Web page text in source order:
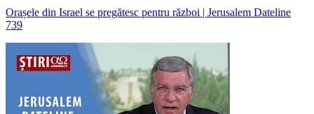
Orașele din Israel se pregătesc pentru război | Jerusalem Dateline
739